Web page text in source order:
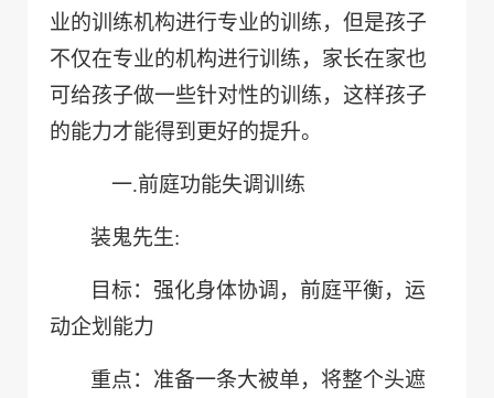
业的训练机构进行专业的训练，但是孩子
不仅在专业的机构进行训练，家长在家也
可给孩子做一些针对性的训练，这样孩子
的能力才能得到更好的提升。
一.前庭功能失调训练
装鬼先生:
目标：强化身体协调，前庭平衡，运
动企划能力
重点：准备一条大被单，将整个头遮